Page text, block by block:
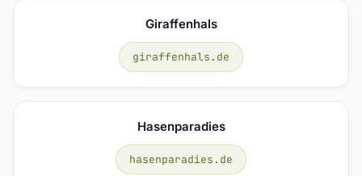
Giraffenhals
giraffenhals.de
Hasenparadies
hasenparadies.de